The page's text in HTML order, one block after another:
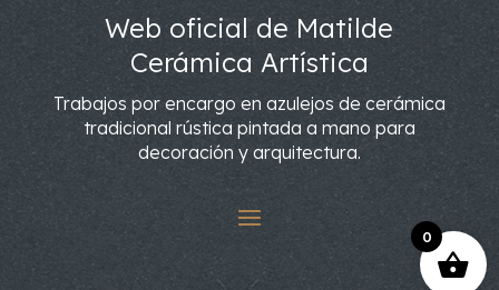
Web oficial de Matilde
Cerámica Artística
Trabajos por encargo en azulejos de cerámica
tradicional rústica pintada a mano para
decoración y arquitectura.
0